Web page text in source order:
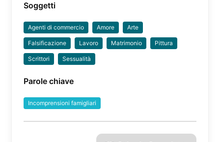
Soggetti
Agenti di commercio Amore Arte
Falsificazione Lavoro Matrimonio Pittura
Scrittori Sessualità
Parole chiave
Incomprensioni famigliari